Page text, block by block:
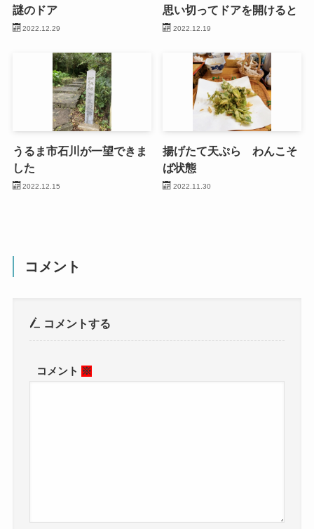
謎のドア
2022.12.29
思い切ってドアを開けると
2022.12.19
うるま市石川が一望できま
した
2022.12.15
揚げたて天ぷら わんこそ
ば状態
2022.11.30
コメント
コメントする
コメント ※